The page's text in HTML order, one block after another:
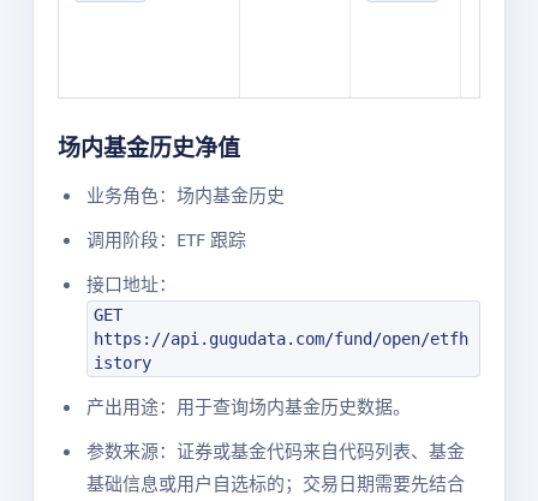
场内基金历史净值
业务角色：场内基金历史
调用阶段：ETF 跟踪
接口地址：
GET
https://api.gugudata.com/fund/open/etfh
istory
产出用途：用于查询场内基金历史数据。
参数来源：证券或基金代码来自代码列表、基金
基础信息或用户自选标的；交易日期需要先结合